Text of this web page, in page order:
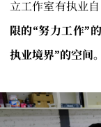
立工作室有执业自
限的“努力工作”
执业境界”的空间。